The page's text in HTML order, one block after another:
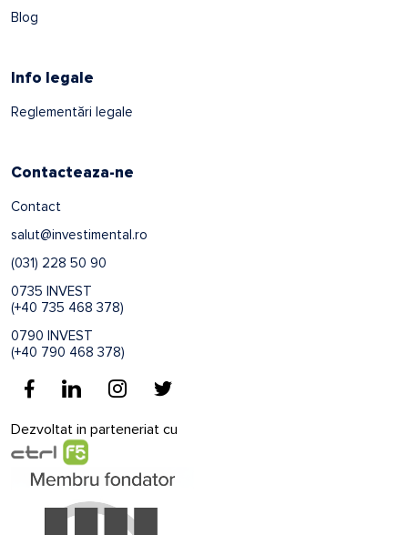
Blog
Info legale
Reglementări legale
Contacteaza-ne
Contact
salut@investimental.ro
(031) 228 50 90
0735 INVEST
(+40 735 468 378)
0790 INVEST
(+40 790 468 378)
Dezvoltat in parteneriat cu